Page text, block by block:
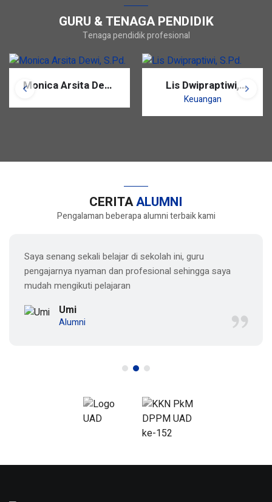
GURU & TENAGA PENDIDIK
Tenaga pendidik profesional
Monica Arsita Dewi, Lis Dwipraptiwi,
S.Pd.
Keuangan
CERITAALUMNI
Pengalaman beberapa alumni terbaik kami
Saya senang sekali belajar di sekolah ini, guru
pengajarnya nyaman dan profesional sehingga saya
mudah mengikuti pelajaran
Umi
Alumni